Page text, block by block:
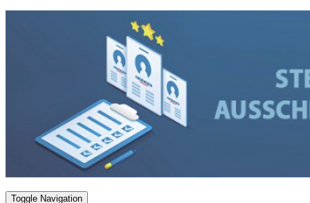
Toggle Navigation